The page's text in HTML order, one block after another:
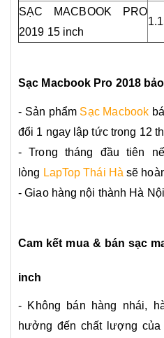
SẠC MACBOOK PRO
2019 15 inch
Sạc Macbook Pro 2018
- Sản phẩm Sạc Macbook
đổi 1 ngay lập tức trong 12
- Trong tháng đầu tiên
lòng LapTop Thái Hà sẽ
- Giao hàng nội thành Hà Nội
Cam kết mua & bán sạc
inch
- Không bán hàng nhái,
hưởng đến chất lượng